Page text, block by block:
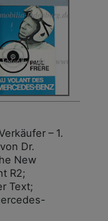
– 1.
Dr.
New
R2;
Text;